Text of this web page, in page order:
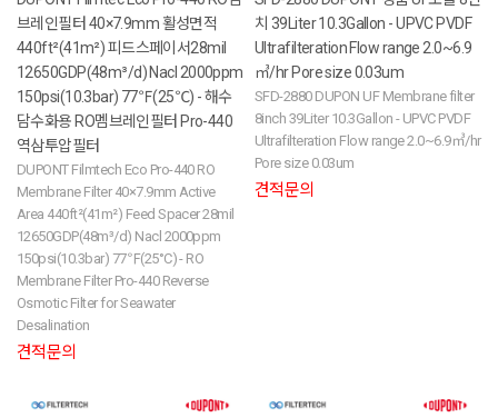
브레인필터 40×7.9mm 활성면적
440ft²(41m²) 피드스페이서28mil
12650GDP(48m³/d) Nacl 2000ppm
150psi(10.3bar) 77℉(25℃) - 해수
담수화용 RO멤브레인필터 Pro-440
역삼투압필터
DUPONT Filmtech Eco Pro-440 RO
Membrane Filter 40×7.9mm Active
Area 440ft²(41m²) Feed Spacer 28mil
12650GDP(48m³/d) Nacl 2000ppm
150psi(10.3bar) 77℉(25°C) - RO
Membrane Filter Pro-440 Reverse
Osmotic Filter for Seawater
Desalination
견적문의
치 39Liter 10.3Gallon - UPVC PVDF
Ultrafilteration Flow range 2.0~6.9
㎥/hr Pore size 0.03um
SFD-2880 DUPON UF Membrane filter
8inch 39Liter 10.3Gallon - UPVC PVDF
Ultrafilteration Flow range 2.0~6.9㎥/hr
Pore size 0.03um
견적문의